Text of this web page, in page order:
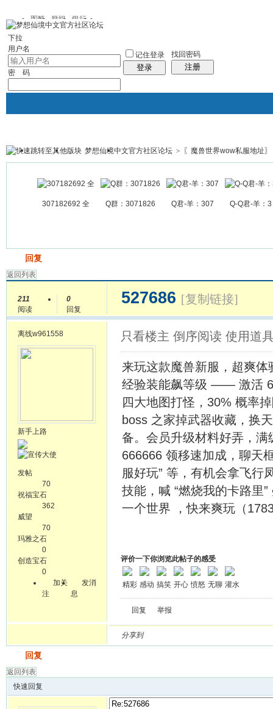
图酷 群组 银行
下拉
用户名
密 码
记住登录
登录
找回密码
注册
银行 群组聚合 我的空间
帖子
梦想仙境中文官方社区论坛 > 〖魔兽世界wow私服地址〗
307182692 全 Q群：3071826 Q君-羊：307 Q-Q君-羊：3
回复
返回列表
211
阅读
0
回复
527686 [复制链接]
离线w961558
新手上路
发帖
70
祝福宝石
362
威望
70
玛雅之石
0
创造宝石
0
加关
注
发消
息
只看楼主 倒序阅读 使用道
来玩这款魔兽新服，超爽
经验装能飙等级 —— 激活 6
四大地图打怪，30% 概率
boss 之家掉武器收藏，换
备。会员升级材料好弄，
666666 领移速加成，聊天
服好玩” 等，有机会拿飞行
技能，喊 “燃烧我的卡路里
一个世界 ，快来爽玩（
评价一下你浏览此帖子的感受
精彩 感动 搞笑 开心 愤怒 无聊 灌水
回复 举报
分享到
回复
返回列表
快速回复